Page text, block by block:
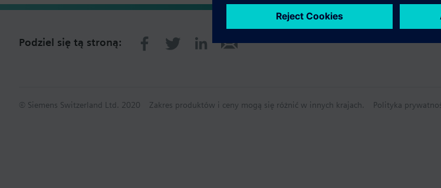
Podziel się tą stroną:
© Siemens Switzerland Ltd. 2020 Zakres produktów i ceny mogą się różnić w innych krajach. Polityka